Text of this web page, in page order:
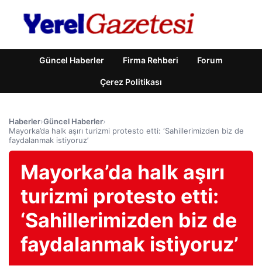
Güncel Haberler Firma Rehberi Forum
Çerez Politikası
Haberler›Güncel Haberler›
Mayorka’da halk aşırı turizmi protesto etti: ‘Sahillerimizden biz de
faydalanmak istiyoruz’
Mayorka’da halk aşırı
turizmi protesto etti:
‘Sahillerimizden biz de
faydalanmak istiyoruz’